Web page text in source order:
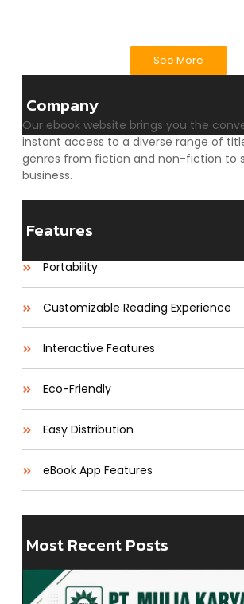
See More
Company
Our ebook website brings you the
instant access to a diverse range of
genres from fiction and non-fiction to
business.
Features
Portability
Customizable Reading Experience
Interactive Features
Eco-Friendly
Easy Distribution
eBook App Features
Most Recent Posts